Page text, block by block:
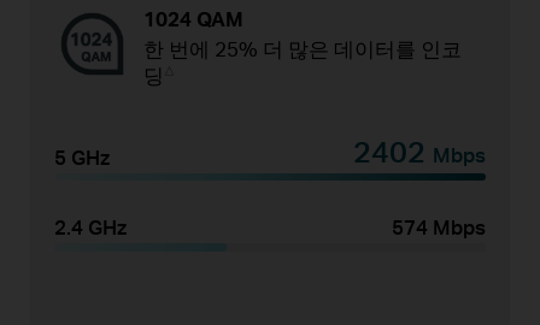
1024 QAM
한 번에 25% 더 많은 데이터를 인코
딩
5 GHz 2402 Mbps
2.4 GHz 574 Mbps